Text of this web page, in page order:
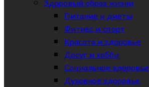
Питание и диеты
Фитнес и спорт
Красота и здоровье
Досуг и хобби
Социальное здоровье
Духовное здоровье